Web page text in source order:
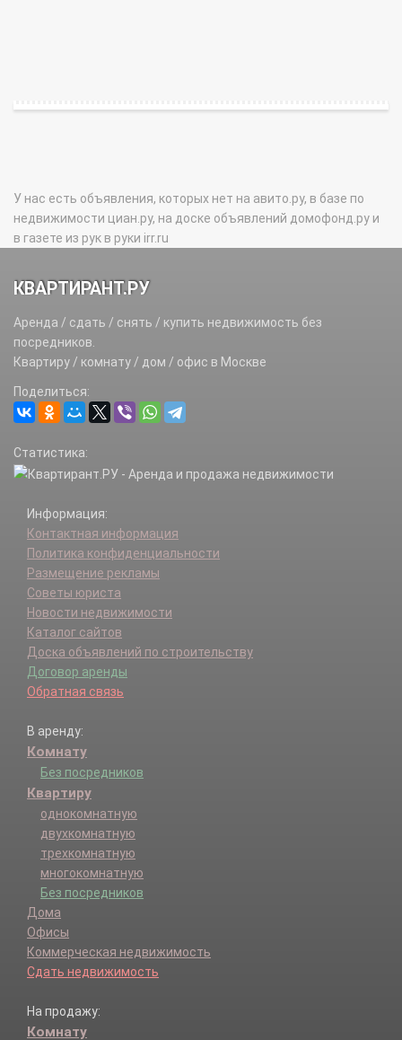
У нас есть объявления, которых нет на авито.ру, в базе по
недвижимости циан.ру, на доске объявлений домофонд.ру и
в газете из рук в руки irr.ru
КВАРТИРАНТ.РУ
Аренда / сдать / снять / купить недвижимость без
посредников.
Квартиру / комнату / дом / офис в Москве
Поделиться:
Статистика:
Информация:
Контактная информация
Политика конфиденциальности
Размещение рекламы
Советы юриста
Новости недвижимости
Каталог сайтов
Доска объявлений по строительству
Договор аренды
Обратная связь
В аренду:
Комнату
Без посредников
Квартиру
однокомнатную
двухкомнатную
трехкомнатную
многокомнатную
Без посредников
Дома
Офисы
Коммерческая недвижимость
Сдать недвижимость
На продажу:
Комнату